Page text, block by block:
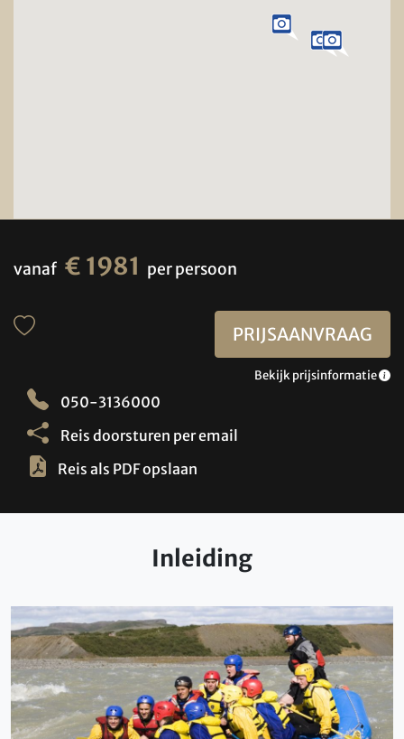
vanaf € 1981 per persoon
PRIJSAANVRAAG
Bekijk prijsinformatie
050-3136000
Reis doorsturen per email
Reis als PDF opslaan
Inleiding